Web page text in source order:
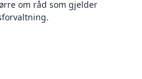
om råd som gjelder